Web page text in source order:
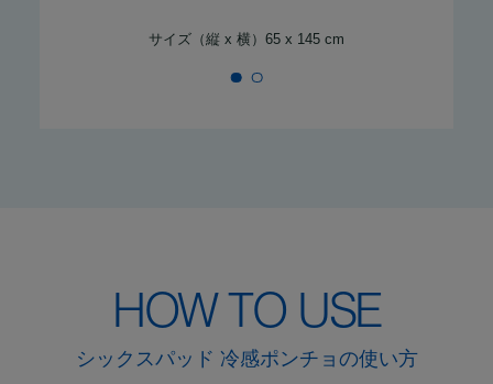
サイズ（縦 x 横）65 x 145 cm
着用モデル：男性174cm、子供145cm
HOW TO USE
シックスパッド 冷感ポンチョの使い方